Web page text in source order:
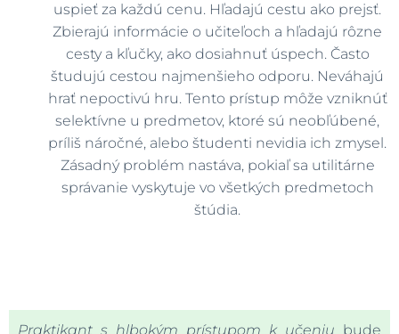
uspieť za každú cenu. Hľadajú cestu ako prejsť.
Zbierajú informácie o učiteľoch a hľadajú rôzne
cesty a kľučky, ako dosiahnuť úspech. Často
študujú cestou najmenšieho odporu. Neváhajú
hrať nepoctivú hru. Tento prístup môže vzniknúť
selektívne u predmetov, ktoré sú neobľúbené,
príliš náročné, alebo študenti nevidia ich zmysel.
Zásadný problém nastáva, pokiaľ sa utilitárne
správanie vyskytuje vo všetkých predmetoch
štúdia.
Praktikant s hlbokým prístupom k učeniu bude